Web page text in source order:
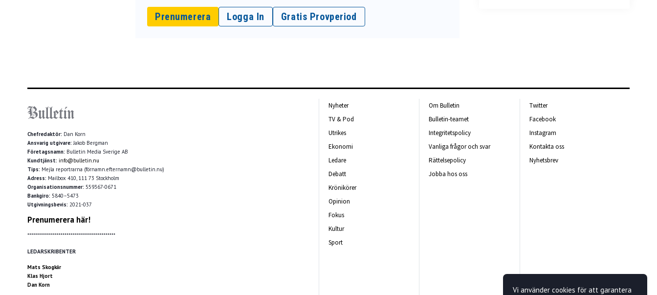
Prenumerera Logga In Gratis Provperiod
Chefredaktör: Dan Korn
Ansvarig utgivare: Jakob Bergman
Företagsnamn: Bulletin Media Sverige AB
Kundtjänst: info@bulletin.nu
Tips: Mejla reportrarna (förnamn.efternamn@bulletin.nu)
Adress: Mailbox 410, 111 73 Stockholm
Organisationsnummer: 559367-0671
Bankgiro: 5840–5473
Utgivningsbevis: 2021-037
Prenumerera här!
*********************************************
LEDARSKRIBENTER
Mats Skogkär
Klas Hjort
Dan Korn
Nyheter
TV & Pod
Utrikes
Ekonomi
Ledare
Debatt
Krönikörer
Opinion
Fokus
Kultur
Sport
Om Bulletin
Bulletin-teamet
Integritetspolicy
Vanliga frågor och svar
Rättelsepolicy
Jobba hos oss
Twitter
Facebook
Instagram
Kontakta oss
Nyhetsbrev
Vi använder cookies för att garantera